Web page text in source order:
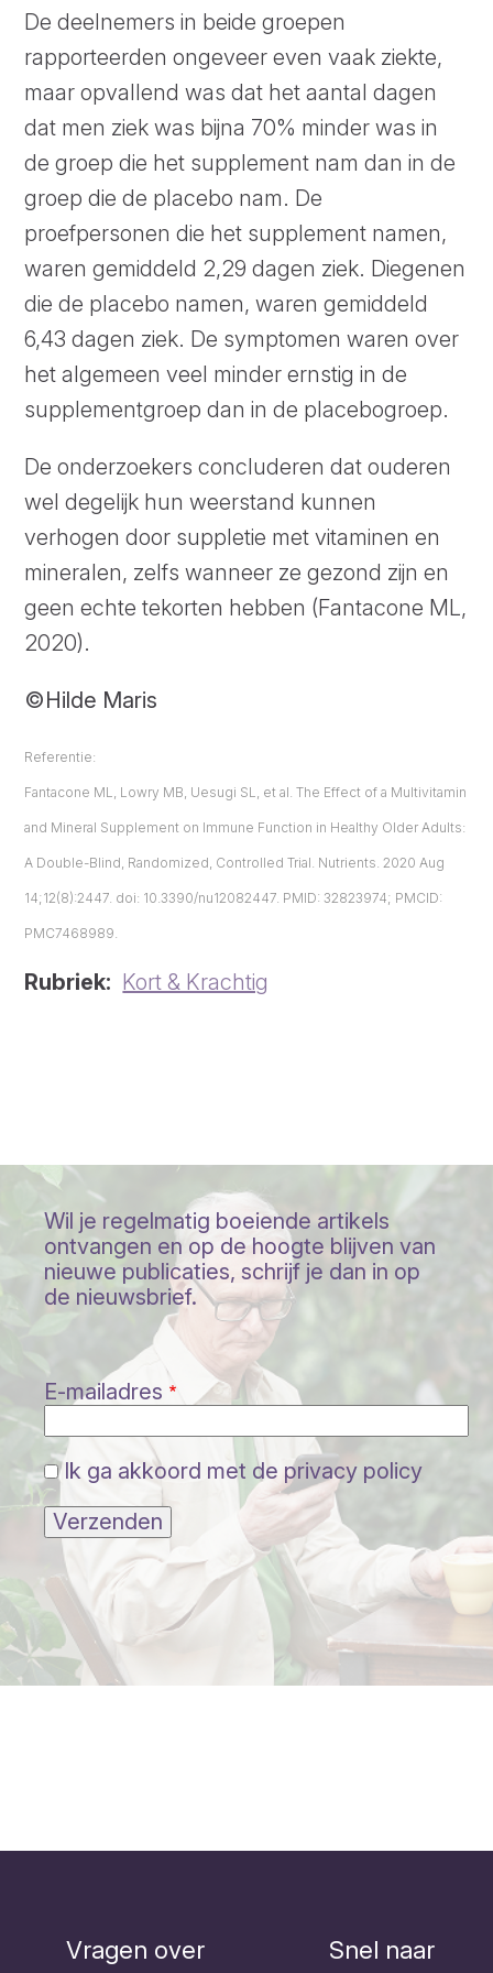
De deelnemers in beide groepen
rapporteerden ongeveer even vaak ziekte,
maar opvallend was dat het aantal dagen
dat men ziek was bijna 70% minder was in
de groep die het supplement nam dan in de
groep die de placebo nam. De
proefpersonen die het supplement namen,
waren gemiddeld 2,29 dagen ziek. Diegenen
die de placebo namen, waren gemiddeld
6,43 dagen ziek. De symptomen waren over
het algemeen veel minder ernstig in de
supplementgroep dan in de placebogroep.
De onderzoekers concluderen dat ouderen
wel degelijk hun weerstand kunnen
verhogen door suppletie met vitaminen en
mineralen, zelfs wanneer ze gezond zijn en
geen echte tekorten hebben (Fantacone ML,
2020).
©Hilde Maris
Referentie:
Fantacone ML, Lowry MB, Uesugi SL, et al.The Effect of a Multivitamin
and Mineral Supplement on Immune Function in Healthy Older Adults:
A Double-Blind, Randomized, Controlled Trial. Nutrients. 2020 Aug
14;12(8):2447. doi: 10.3390/nu12082447. PMID: 32823974; PMCID:
PMC7468989.
Rubriek Kort & Krachtig
Wil je regelmatig boeiende artikels
ontvangen en op de hoogte blijven van
nieuwe publicaties, schrijf je dan in op
de nieuwsbrief.
E-mailadres
Ik ga akkoord met de privacy policy
Verzenden
Vragen over Snel naar